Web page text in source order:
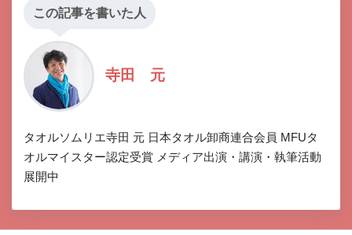
この記事を書いた人
寺田 元
タオルソムリエ寺田 元 日本タオル卸商連合会員 MFUタ
オルマイスター認定受賞 メディア出演・講演・執筆活動
展開中